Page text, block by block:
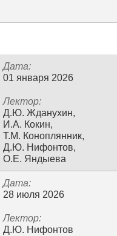
Дата:
01 января 2026
Лектор:
Д.Ю. Жданухин,
И.А. Кокин,
Т.М. Коноплянник,
Д.Ю. Нифонтов,
О.Е. Яндыева
Дата:
28 июля 2026
Лектор:
Д.Ю. Нифонтов